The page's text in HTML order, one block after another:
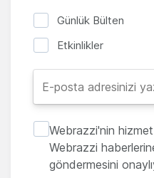
Günlük Bülten
Etkinlikler
Webrazzi'nin
Webrazzi
göndermesini